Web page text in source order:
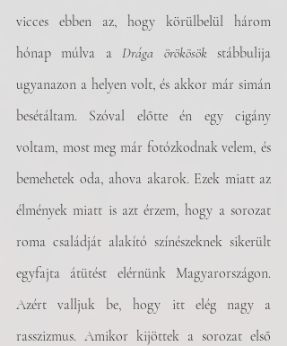
vicces ebben az, hogy körülbelül három
hónap múlva a Drága örökösök stábbulija
ugyanazon a helyen volt, és akkor már simán
besétáltam. Szóval előtte én egy cigány
voltam, most meg már fotózkodnak velem, és
bemehetek oda, ahova akarok. Ezek miatt az
élmények miatt is azt érzem, hogy a sorozat
roma családját alakító színészeknek sikerült
egyfajta átütést elérnünk Magyarországon.
Azért valljuk be, hogy itt elég nagy a
rasszizmus. Amikor kijöttek a sorozat első